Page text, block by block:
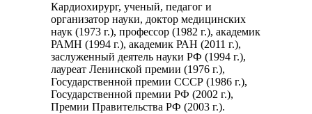
Кардиохирург, ученый, педагог и
организатор науки, доктор медицинских
наук (1973 г.), профессор (1982 г.), академик
РАМН (1994 г.), академик РАН (2011 г.),
заслуженный деятель науки РФ (1994 г.),
лауреат Ленинской премии (1976 г.),
Государственной премии СССР (1986 г.),
Государственной премии РФ (2002 г.),
Премии Правительства РФ (2003 г.).